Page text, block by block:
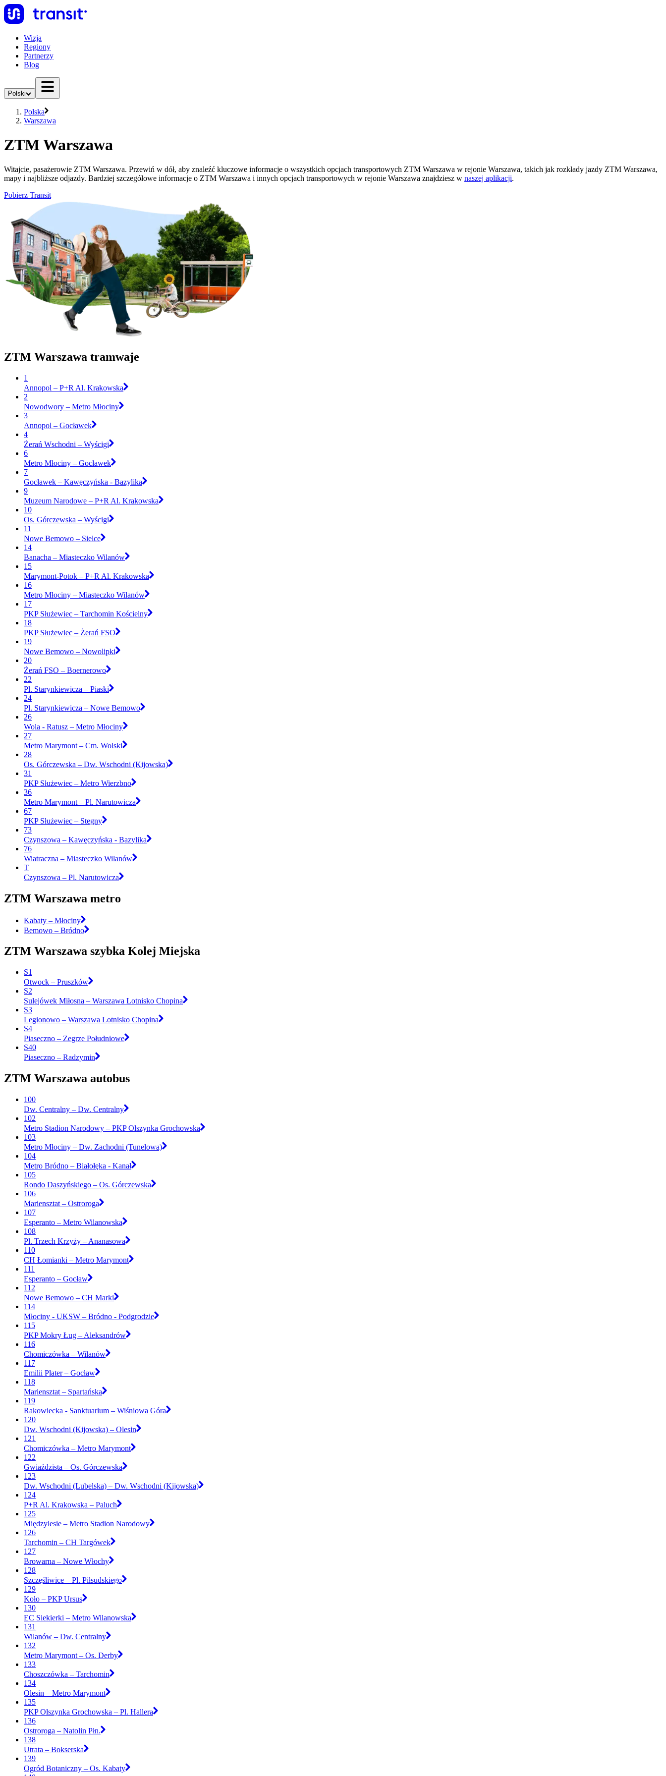
Wizja
Regiony
Partnerzy
Blog
Polski
Polska
Warszawa
ZTM Warszawa
Witajcie, pasażerowie ZTM Warszawa. Przewiń w dół, aby znaleźć kluczowe informacje o wszystkich opcjach transportowych ZTM Warszawa w rejonie Warszawa, takich jak rozkłady jazdy ZTM Warszawa,
mapy i najbliższe odjazdy. Bardziej szczegółowe informacje o ZTM Warszawa i innych opcjach transportowych w rejonie Warszawa znajdziesz w naszej aplikacji.
Pobierz Transit
ZTM Warszawa tramwaje
1
Annopol – P+R Al. Krakowska
2
Nowodwory – Metro Młociny
3
Annopol – Gocławek
4
Żerań Wschodni – Wyścigi
6
Metro Młociny – Gocławek
7
Gocławek – Kawęczyńska - Bazylika
9
Muzeum Narodowe – P+R Al. Krakowska
10
Os. Górczewska – Wyścigi
11
Nowe Bemowo – Sielce
14
Banacha – Miasteczko Wilanów
15
Marymont-Potok – P+R Al. Krakowska
16
Metro Młociny – Miasteczko Wilanów
17
PKP Służewiec – Tarchomin Kościelny
18
PKP Służewiec – Żerań FSO
19
Nowe Bemowo – Nowolipki
20
Żerań FSO – Boernerowo
22
Pl. Starynkiewicza – Piaski
24
Pl. Starynkiewicza – Nowe Bemowo
26
Wola - Ratusz – Metro Młociny
27
Metro Marymont – Cm. Wolski
28
Os. Górczewska – Dw. Wschodni (Kijowska)
31
PKP Służewiec – Metro Wierzbno
36
Metro Marymont – Pl. Narutowicza
67
PKP Służewiec – Stegny
73
Czynszowa – Kawęczyńska - Bazylika
76
Wiatraczna – Miasteczko Wilanów
T
Czynszowa – Pl. Narutowicza
ZTM Warszawa metro
Kabaty – Młociny
Bemowo – Bródno
ZTM Warszawa szybka Kolej Miejska
S1
Otwock – Pruszków
S2
Sulejówek Miłosna – Warszawa Lotnisko Chopina
S3
Legionowo – Warszawa Lotnisko Chopina
S4
Piaseczno – Zegrze Południowe
S40
Piaseczno – Radzymin
ZTM Warszawa autobus
100
Dw. Centralny – Dw. Centralny
102
Metro Stadion Narodowy – PKP Olszynka Grochowska
103
Metro Młociny – Dw. Zachodni (Tunelowa)
104
Metro Bródno – Białołęka - Kanał
105
Rondo Daszyńskiego – Os. Górczewska
106
Mariensztat – Ostroroga
107
Esperanto – Metro Wilanowska
108
Pl. Trzech Krzyży – Ananasowa
110
CH Łomianki – Metro Marymont
111
Esperanto – Gocław
112
Nowe Bemowo – CH Marki
114
Młociny - UKSW – Bródno - Podgrodzie
115
PKP Mokry Ług – Aleksandrów
116
Chomiczówka – Wilanów
117
Emilii Plater – Gocław
118
Mariensztat – Spartańska
119
Rakowiecka - Sanktuarium – Wiśniowa Góra
120
Dw. Wschodni (Kijowska) – Olesin
121
Chomiczówka – Metro Marymont
122
Gwiaździsta – Os. Górczewska
123
Dw. Wschodni (Lubelska) – Dw. Wschodni (Kijowska)
124
P+R Al. Krakowska – Paluch
125
Międzylesie – Metro Stadion Narodowy
126
Tarchomin – CH Targówek
127
Browarna – Nowe Włochy
128
Szczęśliwice – Pl. Piłsudskiego
129
Koło – PKP Ursus
130
EC Siekierki – Metro Wilanowska
131
Wilanów – Dw. Centralny
132
Metro Marymont – Os. Derby
133
Choszczówka – Tarchomin
134
Olesin – Metro Marymont
135
PKP Olszynka Grochowska – Pl. Hallera
136
Ostroroga – Natolin Płn.
138
Utrata – Bokserska
139
Ogród Botaniczny – Os. Kabaty